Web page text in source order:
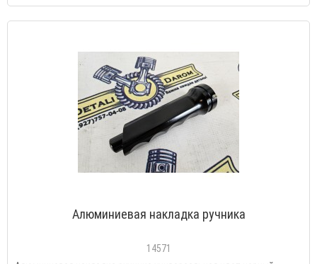
Алюминиевая накладка ручника
14571